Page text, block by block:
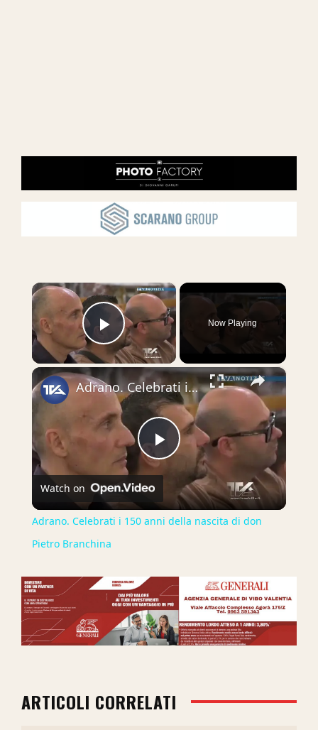
×
Play Video
Now Playing
×
Play
Video
Adrano. Celebrati i 150 anni della nascita di don Pietro Branchina
Watch on
Adrano. Celebrati i 150 anni della nascita di don
Pietro Branchina
ARTICOLI CORRELATI